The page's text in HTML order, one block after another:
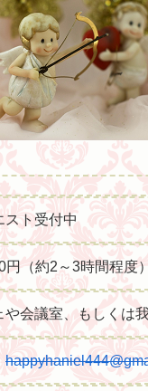
スト受付中
（約2～3時間程度）
や会議室、もしくは